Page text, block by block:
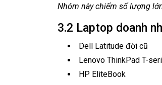
Nhóm này chiếm số lượng
3.2 Laptop doanh
Dell Latitude đời cũ
Lenovo ThinkPad T-
HP EliteBook